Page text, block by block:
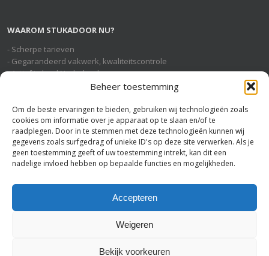
Beheer toestemming
Om de beste ervaringen te bieden, gebruiken wij technologieën zoals
cookies om informatie over je apparaat op te slaan en/of te
raadplegen. Door in te stemmen met deze technologieën kunnen wij
gegevens zoals surfgedrag of unieke ID's op deze site verwerken. Als je
geen toestemming geeft of uw toestemming intrekt, kan dit een
nadelige invloed hebben op bepaalde functies en mogelijkheden.
Accepteren
Weigeren
Bekijk voorkeuren
WAAROM STUKADOOR NU?
- Scherpe tarieven
- Gegarandeerd vakwerk, kwaliteitscontrole
- Actief in heel Nederland
- Geheel gratis en vrijblijvende service
STUKADOOR NU OP SOCIAL MEDIA
U BENT HIER
Stukadoor Nu>Stukadoor Den Helder